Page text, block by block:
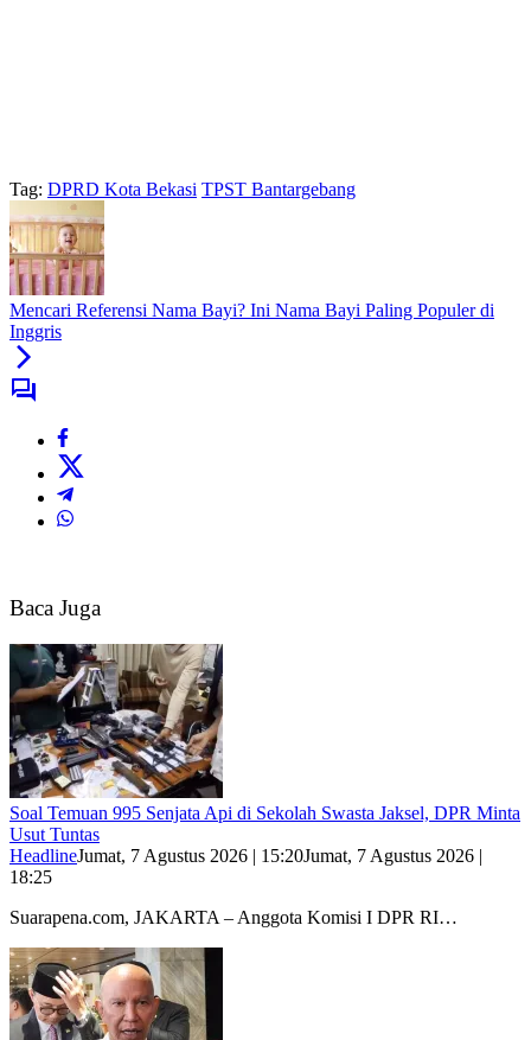
Tag: DPRD Kota Bekasi TPST Bantargebang
Mencari Referensi Nama Bayi? Ini Nama Bayi Paling Populer di
Inggris
Baca Juga
Soal Temuan 995 Senjata Api di Sekolah Swasta Jaksel, DPR Minta
Usut Tuntas
HeadlineJumat, 7 Agustus 2026 | 15:20Jumat, 7 Agustus 2026 |
18:25
Suarapena.com, JAKARTA – Anggota Komisi I DPR RI…